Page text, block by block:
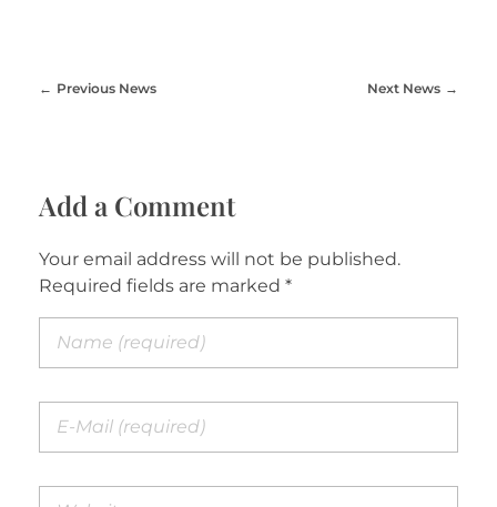
Previous News Next News
Add a Comment
Your email address will not be published.
Required fields are marked *